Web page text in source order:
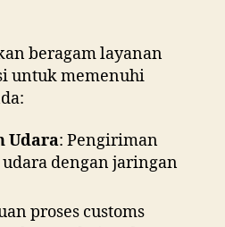
beragam layanan
untuk memenuhi
Udara: Pengiriman
dengan jaringan
proses customs